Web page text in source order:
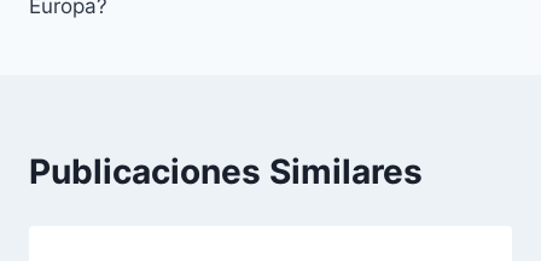
Europa?
Publicaciones Similares